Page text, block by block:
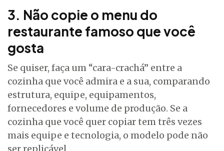
3. Não copie o menu do
restaurante famoso que você
gosta
Se quiser, faça um “cara-crachá” entre a
cozinha que você admira e a sua, comparando
estrutura, equipe, equipamentos,
fornecedores e volume de produção. Se a
cozinha que você quer copiar tem três vezes
mais equipe e tecnologia, o modelo pode não